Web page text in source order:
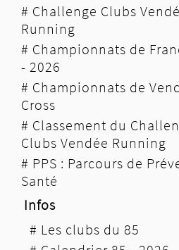
# Challenge Clubs
Running
# Championnats de
- 2026
# Championnats de
Cross
# Classement du
Clubs Vendée Running
# PPS : Parcours de
Santé
Infos
# Les clubs du 85